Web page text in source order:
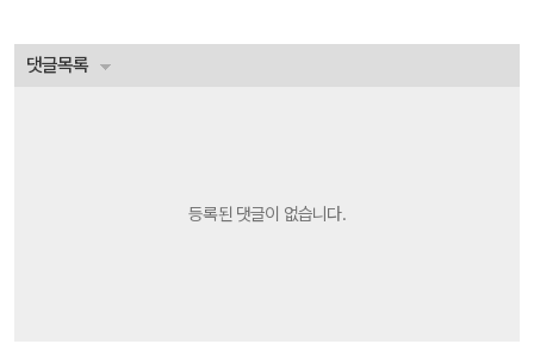
댓글목록
등록된 댓글이 없습니다.